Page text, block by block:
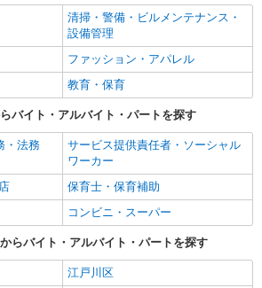
清掃・警備・ビルメンテナンス・
設備管理
ファッション・アパレル
教育・保育
バイト・アルバイト・パートを探す
・法務
サービス提供責任者・ソーシャル
ワーカー
保育士・保育補助
コンビニ・スーパー
らバイト・アルバイト・パートを探す
江戸川区